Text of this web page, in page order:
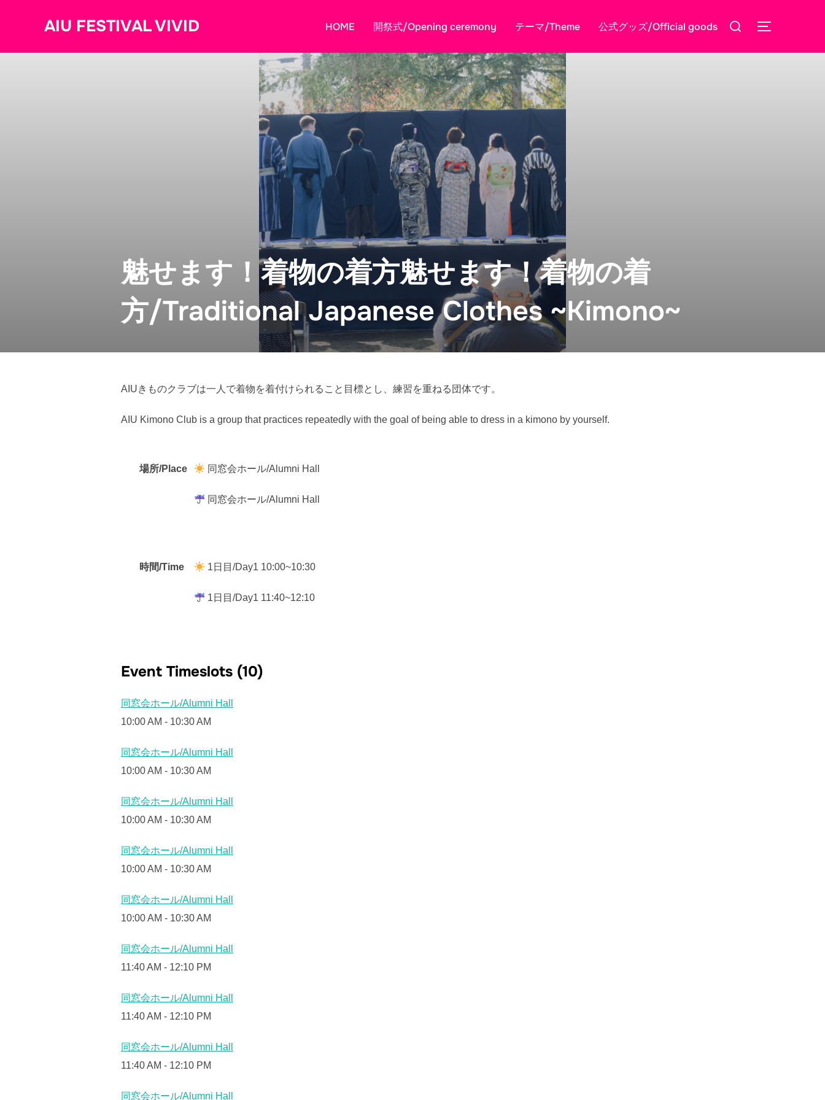
AIU FESTIVAL VIVID HOME 開祭式/Opening ceremony テーマ/Theme 公式グッズ/Official goods
検
対
サイドバー
魅せます！着物の着方魅せます！着物の着
方/Traditional Japanese Clothes ~Kimono~
AIUきものクラブは一人で着物を着付けられること目標とし、練習を重ねる団体です。
AIU Kimono Club is a group that practices repeatedly with the goal of being able to dress in a kimono by yourself.
場所/Place 同窓会ホール/Alumni Hall
同窓会ホール/Alumni Hall
時間/Time 1日目/Day1 10:00~10:30
1日目/Day1 11:40~12:10
Event Timeslots (10)
同窓会ホール/Alumni Hall
10:00 AM - 10:30 AM
同窓会ホール/Alumni Hall
10:00 AM - 10:30 AM
同窓会ホール/Alumni Hall
10:00 AM - 10:30 AM
同窓会ホール/Alumni Hall
10:00 AM - 10:30 AM
同窓会ホール/Alumni Hall
10:00 AM - 10:30 AM
同窓会ホール/Alumni Hall
11:40 AM - 12:10 PM
同窓会ホール/Alumni Hall
11:40 AM - 12:10 PM
同窓会ホール/Alumni Hall
11:40 AM - 12:10 PM
同窓会ホール/Alumni Hall